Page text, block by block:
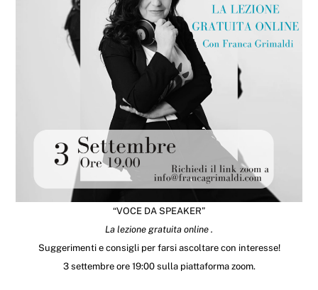
“VOCE DA SPEAKER”
La lezione gratuita online .
Suggerimenti e consigli per farsi ascoltare con interesse!
3 settembre ore 19:00 sulla piattaforma zoom.